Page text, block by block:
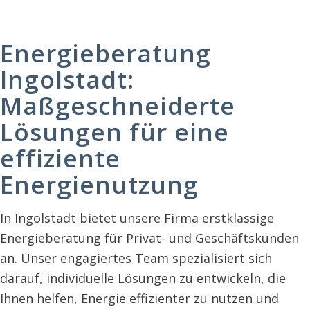
Energieberatung
Ingolstadt:
Maßgeschneiderte
Lösungen für eine
effiziente
Energienutzung
In Ingolstadt bietet unsere Firma erstklassige
Energieberatung für Privat- und Geschäftskunden
an. Unser engagiertes Team spezialisiert sich
darauf, individuelle Lösungen zu entwickeln, die
Ihnen helfen, Energie effizienter zu nutzen und